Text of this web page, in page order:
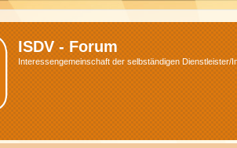
ISDV - Forum
Interessengemeinschaft der selbständigen Dienstleister/